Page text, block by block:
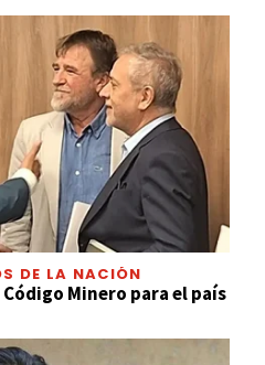
DE LA NACIÓN
Minero para el país